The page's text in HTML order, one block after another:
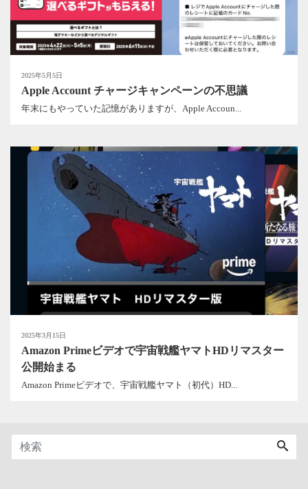
2025年5月5日
Apple Account チャージキャンペーンの不思議
年末にもやっていた記憶がありますが、Apple Accoun...
2025年3月15日
Amazon Primeビデオで宇宙戦艦ヤマトHDリマスター
公開始まる
Amazon Primeビデオで、宇宙戦艦ヤマト（初代）HD...